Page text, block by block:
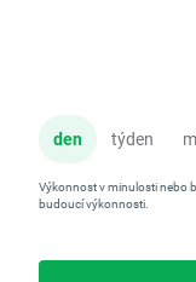
den týden
Výkonnost v minulosti nebo
budoucí výkonnosti.